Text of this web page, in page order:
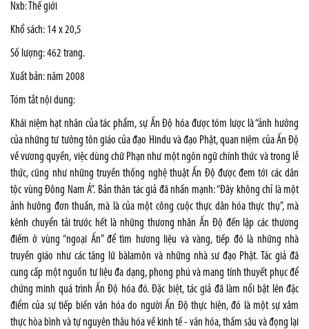
Nxb: Thế giới
Khổ sách: 14 x 20,5
Số lượng: 462 trang.
Xuất bản: năm 2008
Tóm tắt nội dung:
Khái niệm hạt nhân của tác phẩm, sự Ấn Độ hóa được tóm lược là “ảnh hưởng
của những tư tưởng tôn giáo của đạo Hindu và đạo Phật, quan niệm của Ấn Độ
về vương quyền, việc dùng chữ Phạn như một ngôn ngữ chính thức và trong lễ
thức, cũng như những truyền thống nghệ thuật Ấn Độ được đem tới các dân
tộc vùng Đông Nam Á”. Bản thân tác giả đã nhấn mạnh: “Đây không chỉ là một
ảnh hưởng đơn thuần, mà là của một công cuộc thực dân hóa thực thụ”, mà
kênh chuyển tải trước hết là những thương nhân Ấn Độ đến lập các thương
điếm ở vùng “ngoại Ấn” để tìm hương liệu và vàng, tiếp đó là những nhà
truyền giáo như các tăng lữ bàlamôn và những nhà sư đạo Phật. Tác giả đã
cung cấp một nguồn tư liệu đa dạng, phong phú và mang tính thuyết phục để
chứng minh quá trình Ấn Độ hóa đó. Đặc biệt, tác giả đã làm nổi bật lên đặc
điểm của sự tiếp biến văn hóa do người Ấn Độ thực hiện, đó là một sự xâm
thực hòa bình và tự nguyên thâu hóa về kinh tế - văn hóa, thấm sâu và đọng lại